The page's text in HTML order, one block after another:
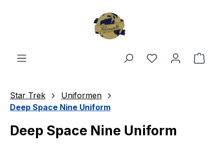
Du hast 0
Star Trek
Uniformen
Deep Space Nine Uniform
Deep Space Nine Uniform